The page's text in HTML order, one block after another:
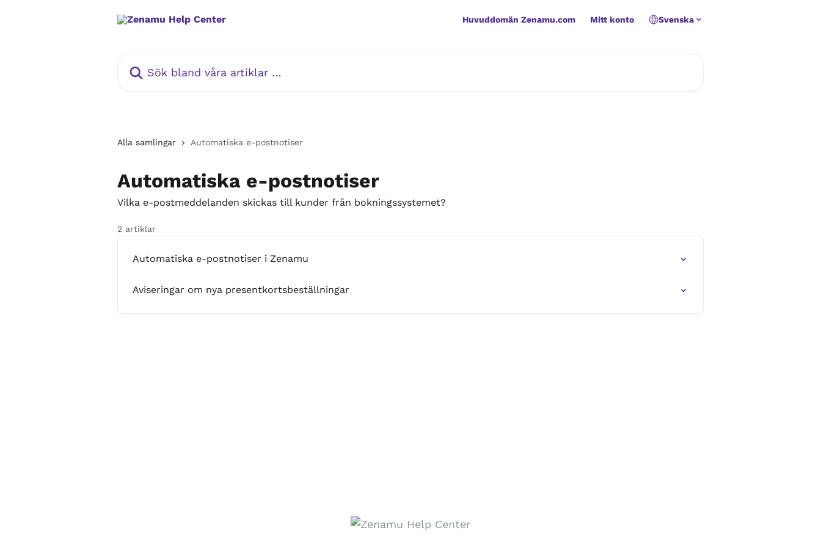
Huvuddomän Zenamu.com Mitt konto Svenska
Alla samlingar Automatiska e-postnotiser
Automatiska e-postnotiser
Vilka e-postmeddelanden skickas till kunder från bokningssystemet?
2 artiklar
Automatiska e-postnotiser i Zenamu
Aviseringar om nya presentkortsbeställningar